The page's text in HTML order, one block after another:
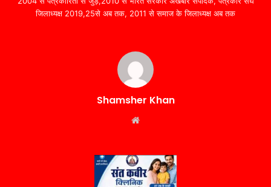
जिलाध्यक्ष 2019,25से अब तक, 2011 से समाज के जिलाध्यक्ष अब तक
Shamsher Khan